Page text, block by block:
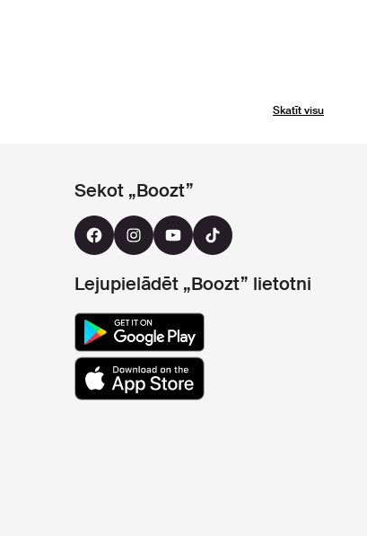
Skatīt visu
Sekot „Boozt”
Lejupielādēt „Boozt” lietotni